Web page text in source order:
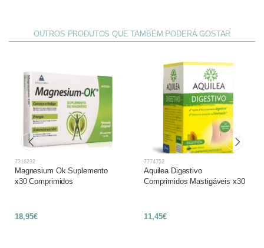
OUTROS PRODUTOS QUE TAMBÉM PODERÁ GOSTAR
7316232
Magnesium Ok Suplemento
x30 Comprimidos
18,95€
7774752
Aquilea Digestivo
Comprimidos Mastigáveis x30
11,45€